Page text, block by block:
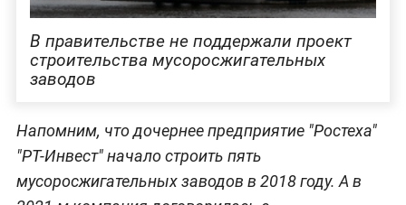
В правительстве не поддержали проект
строительства мусоросжигательных
заводов
Напомним, что дочернее предприятие "Ростеха"
"РТ-Инвест" начало строить пять
мусоросжигательных заводов в 2018 году. А в